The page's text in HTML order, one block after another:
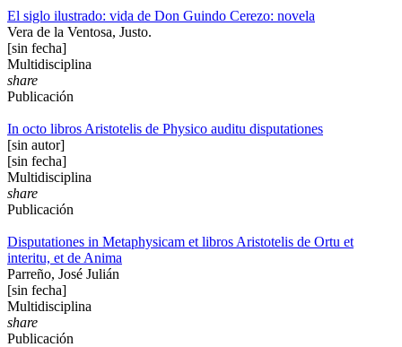
El siglo ilustrado: vida de Don Guindo Cerezo: novela
Vera de la Ventosa, Justo.
[sin fecha]
Multidisciplina
share
Publicación
In octo libros Aristotelis de Physico auditu disputationes
[sin autor]
[sin fecha]
Multidisciplina
share
Publicación
Disputationes in Metaphysicam et libros Aristotelis de Ortu et
interitu, et de Anima
Parreño, José Julián
[sin fecha]
Multidisciplina
share
Publicación